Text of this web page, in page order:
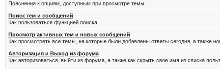
Пояснения к опциям, доступным при просмотре темы.
Поиск тем и сообщений
Как пользоваться функцией поиска.
Просмотр активных тем и новых сообщений
Как просмотреть все темы, на которые были добавлены ответы сегодня, а также
Авторизация и Выход из форума
Как авторизоваться, выйти из форума, а также как скрыть свое имя из списка